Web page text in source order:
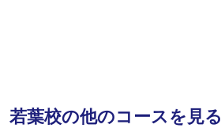
若葉校の他のコースを見る